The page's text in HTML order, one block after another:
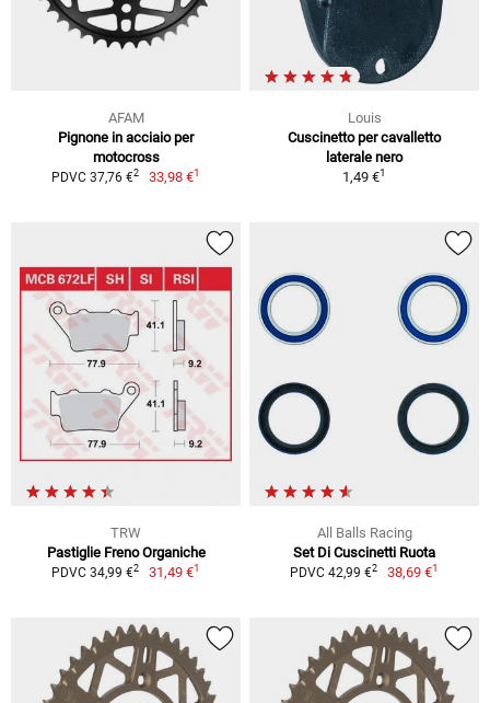
AFAM
Pignone in acciaio per
motocross
PDVC 37,76 €2 33,98 €1
Louis
Cuscinetto per cavalletto
laterale nero
1,49 €1
TRW
Pastiglie Freno Organiche
PDVC 34,99 €2 31,49 €1
All Balls Racing
Set Di Cuscinetti Ruota
PDVC 42,99 €2 38,69 €1